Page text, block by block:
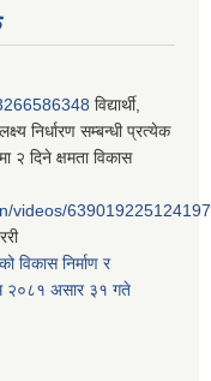
विद्यार्थी,
निर्धारण सम्बन्धी प्रत्येक
२ दिने क्षमता विकास
videos/639019225124197
विकास निर्माण र
२०८१ असार ३१ गते